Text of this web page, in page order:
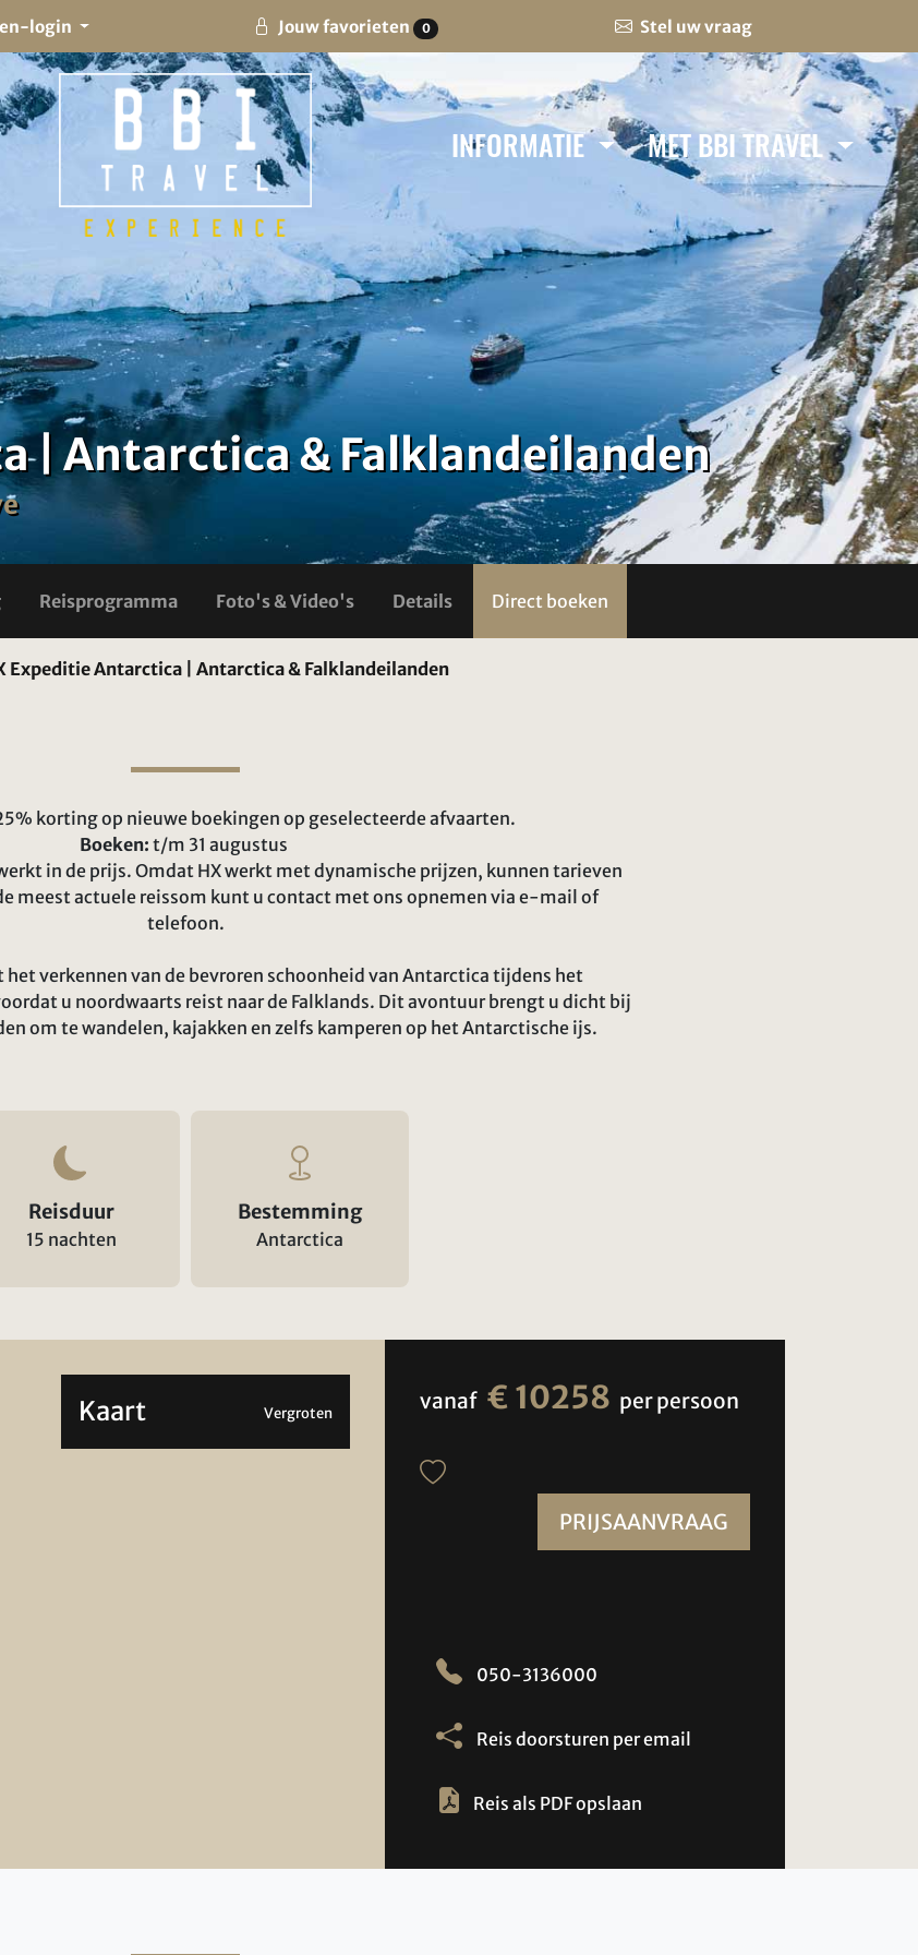
login Jouw favorieten 0 Stel uw vraag
INFORMATIE MET BBI TRAVEL
| Antarctica & Falklandeilanden
Reisprogramma Foto's & Video's Details Direct boeken
Expeditie Antarctica | Antarctica & Falklandeilanden
korting op nieuwe boekingen op geselecteerde afvaarten.
Boeken: t/m 31 augustus
in de prijs. Omdat HX werkt met dynamische prijzen, kunnen tarieven
meest actuele reissom kunt u contact met ons opnemen via e-mail of
telefoon.
verkennen van de bevroren schoonheid van Antarctica tijdens het
u noordwaarts reist naar de Falklands. Dit avontuur brengt u dicht bij
om te wandelen, kajakken en zelfs kamperen op het Antarctische ijs.
Reisduur
15 nachten
Bestemming
Antarctica
Kaart Vergroten vanaf € 10258 per persoon
PRIJSAANVRAAG
050-3136000
Reis doorsturen per email
Reis als PDF opslaan